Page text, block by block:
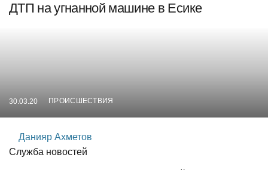
ДТП на угнанной машине в Есике
30.03.20 ПРОИСШЕСТВИЯ
Данияр Ахметов
Служба новостей